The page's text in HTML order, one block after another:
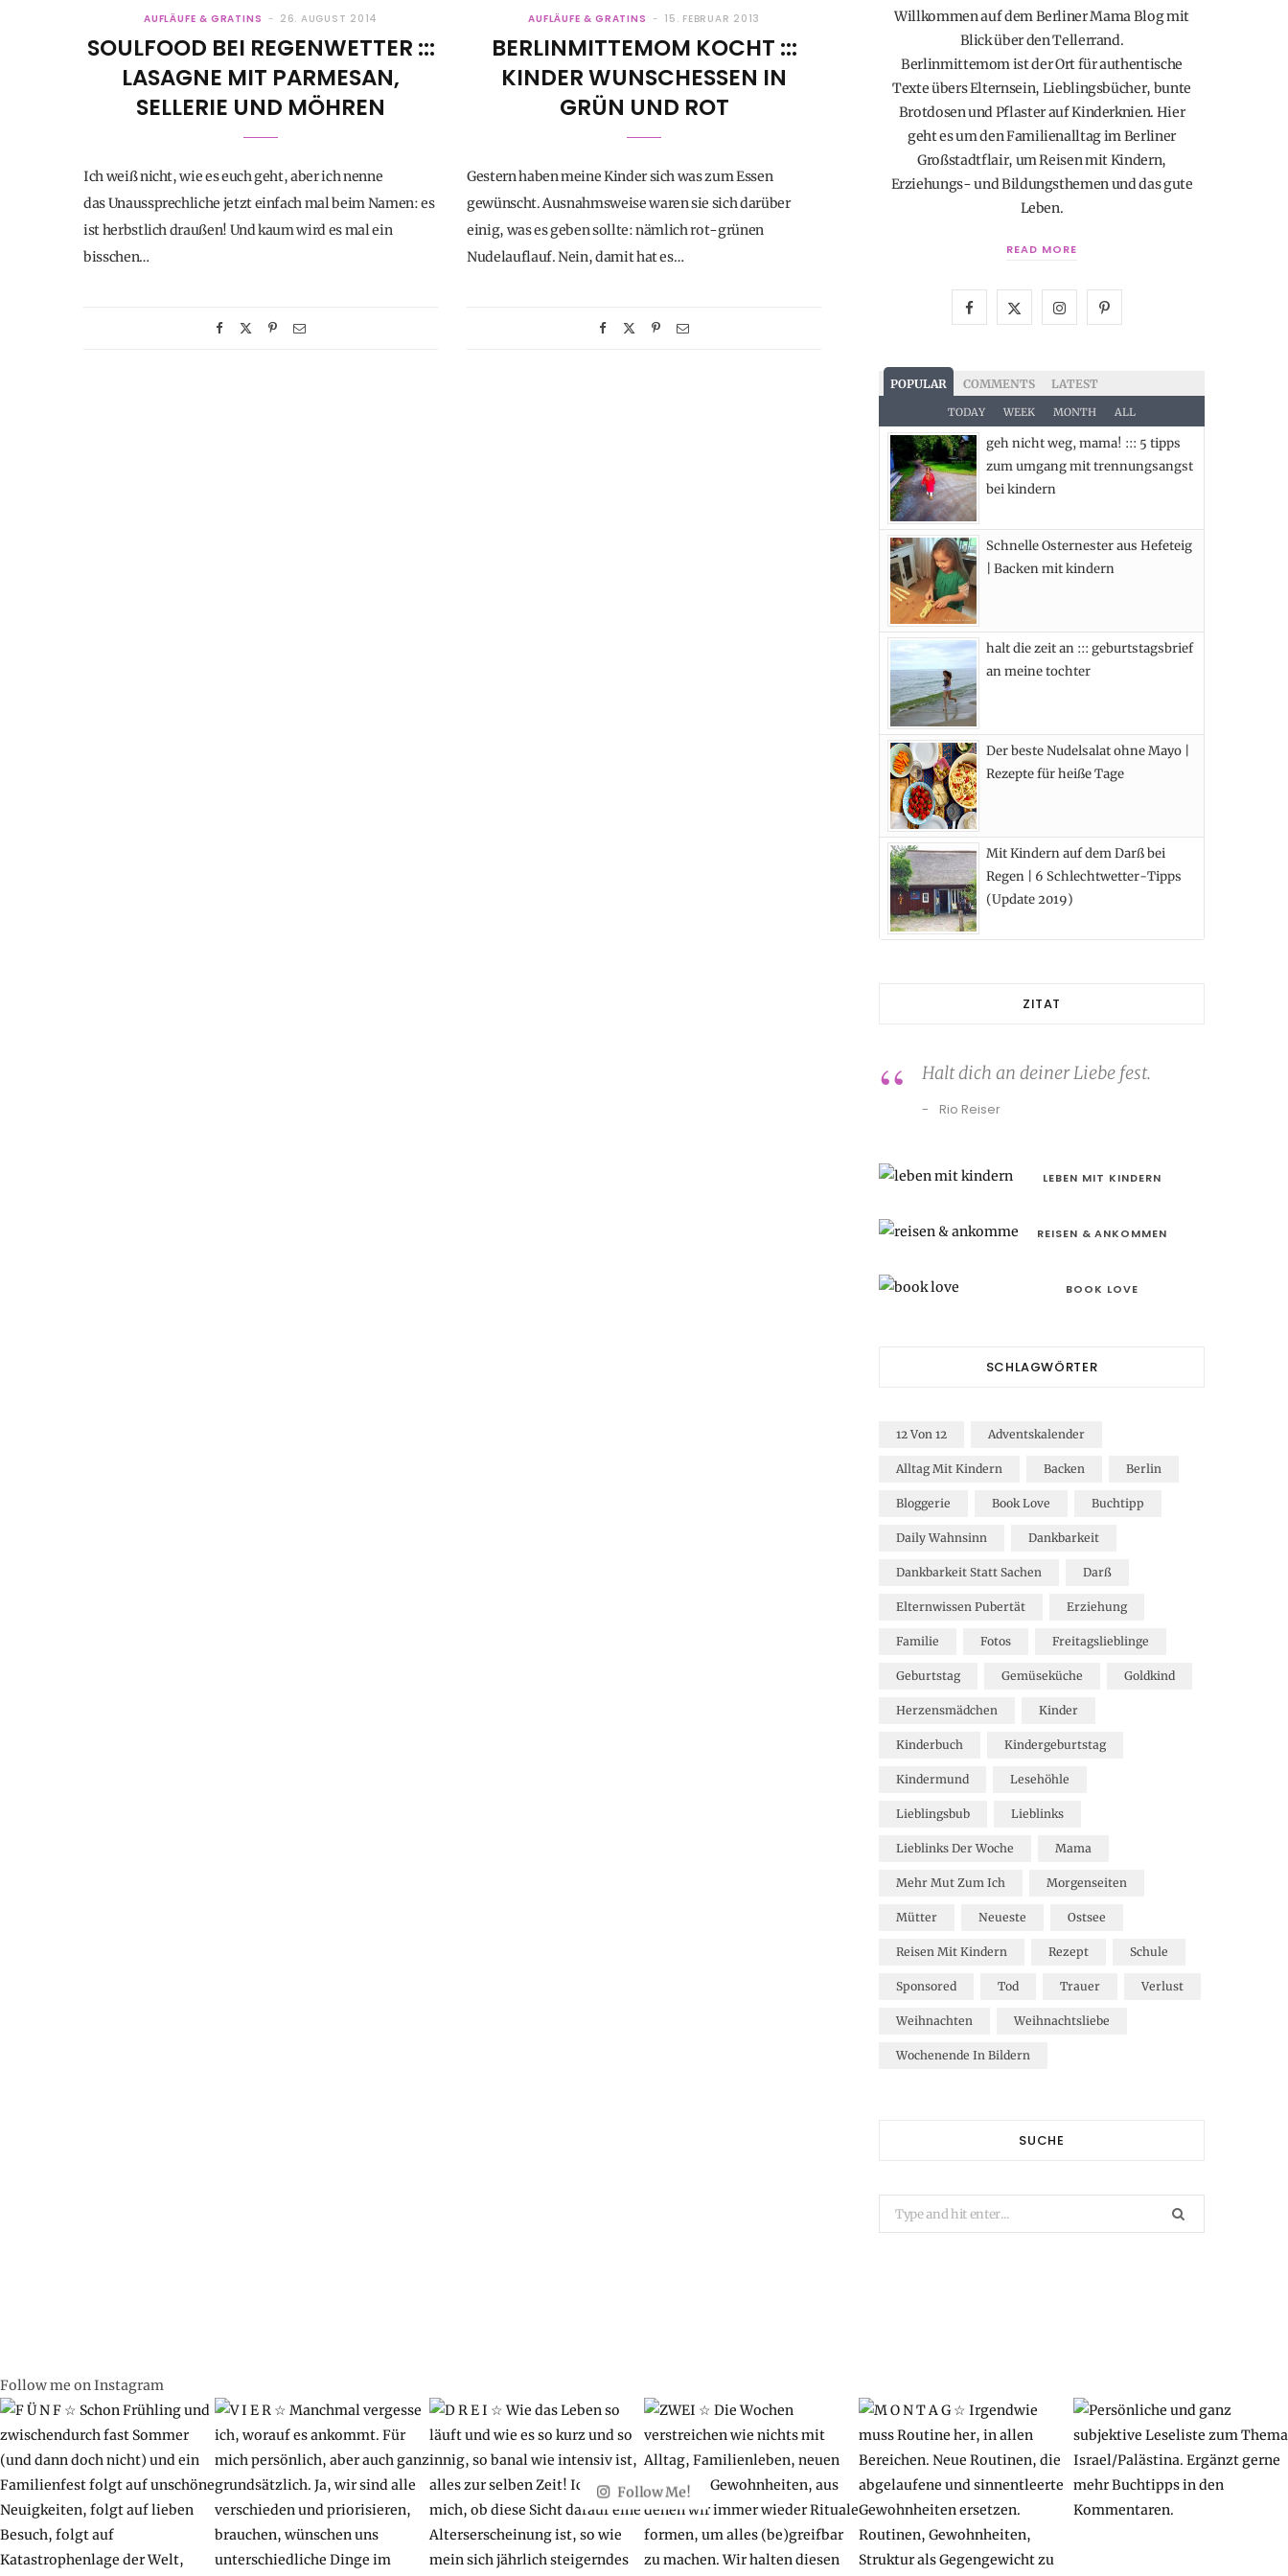
AUFLÄUFE & GRATINS 26. AUGUST 2014
SOULFOOD BEI REGENWETTER :::
LASAGNE MIT PARMESAN,
SELLERIE UND MÖHREN
Ich weiß nicht, wie es euch geht, aber ich nenne
das Unaussprechliche jetzt einfach mal beim Namen: es
ist herbstlich draußen! Und kaum wird es mal ein
bisschen…
AUFLÄUFE & GRATINS 15. FEBRUAR 2013
BERLINMITTEMOM KOCHT :::
KINDER WUNSCHESSEN IN
GRÜN UND ROT
Gestern haben meine Kinder sich was zum Essen
gewünscht. Ausnahmsweise waren sie sich darüber
einig, was es geben sollte: nämlich rot-grünen
Nudelauflauf. Nein, damit hat es…
Willkommen auf dem Berliner Mama Blog mit
Blick über den Tellerrand.
Berlinmittemom ist der Ort für authentische
Texte übers Elternsein, Lieblingsbücher, bunte
Brotdosen und Pflaster auf Kinderknien. Hier
geht es um den Familienalltag im Berliner
Großstadtflair, um Reisen mit Kindern,
Erziehungs- und Bildungsthemen und das gute
Leben.
READ MORE
c
e
b
o
o
k
T
w
i
t
e
I
s
t
a
a
P
e
s
POPULAR COMMENTS LATEST
TODAY WEEK MONTH ALL
geh nicht weg, mama! ::: 5 tipps
zum umgang mit trennungsangst
bei kindern
Schnelle Osternester aus Hefeteig
| Backen mit kindern
halt die zeit an ::: geburtstagsbrief
an meine tochter
Der beste Nudelsalat ohne Mayo |
Rezepte für heiße Tage
Mit Kindern auf dem Darß bei
Regen | 6 Schlechtwetter-Tipps
(Update 2019)
ZITAT
Halt dich an deiner Liebe fest.
Rio Reiser
LEBEN MIT KINDERN
REISEN & ANKOMMEN
BOOK LOVE
SCHLAGWÖRTER
12 Von 12 Adventskalender
Alltag Mit Kindern Backen Berlin
Bloggerie Book Love Buchtipp
Daily Wahnsinn Dankbarkeit
Dankbarkeit Statt Sachen Darß
Elternwissen Pubertät Erziehung
Familie Fotos Freitagslieblinge
Geburtstag Gemüseküche Goldkind
Herzensmädchen Kinder
Kinderbuch Kindergeburtstag
Kindermund Lesehöhle
Lieblingsbub Lieblinks
Lieblinks Der Woche Mama
Mehr Mut Zum Ich Morgenseiten
Mütter Neueste Ostsee
Reisen Mit Kindern Rezept Schule
Sponsored Tod Trauer Verlust
Weihnachten Weihnachtsliebe
Wochenende In Bildern
SUCHE
Search
for:
Follow me on Instagram
Follow Me!